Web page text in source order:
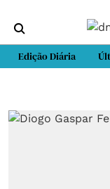
Edição Diária